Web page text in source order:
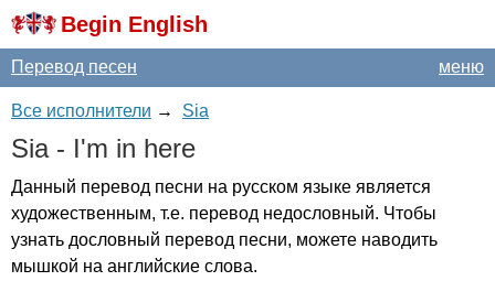
Begin English
меню
Перевод песен
Все исполнители → Sia
Sia- I'm in here
Данный перевод песни на русском языке является
художественным, т.е. перевод недословный. Чтобы
узнать дословный перевод песни, можете наводить
мышкой на английские слова.